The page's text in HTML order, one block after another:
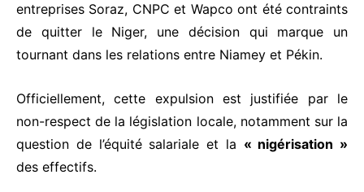
entreprises Soraz, CNPC et Wapco ont été contraints
de quitter le Niger, une décision qui marque un
tournant dans les relations entre Niamey et Pékin.
Officiellement, cette expulsion est justifiée par le
non-respect de la législation locale, notamment sur la
question de l’équité salariale et la « nigérisation »
des effectifs.